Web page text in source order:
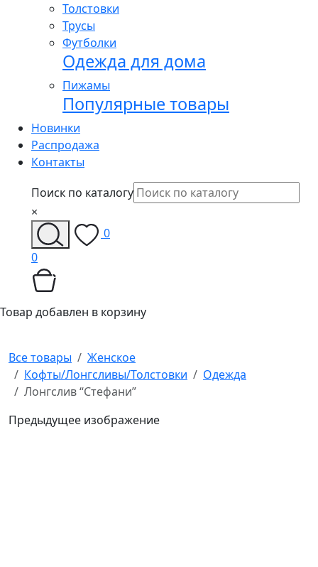
Толстовки
Трусы
Футболки
Одежда для дома
Пижамы
Популярные товары
Новинки
Распродажа
Контакты
Поиск по каталогу
×
0
0
Товар добавлен в корзину
Все товары
Женское
Кофты/Лонгсливы/Толстовки
Одежда
Лонгслив “Стефани”
Предыдущее изображение